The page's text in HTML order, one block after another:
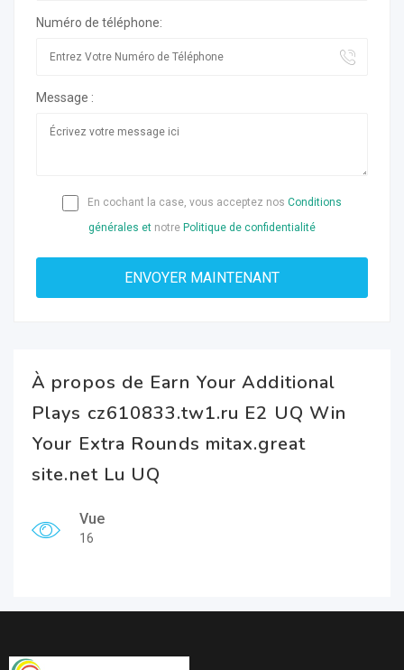
Numéro de téléphone:
Message :
En cochant la case, vous acceptez nos Conditions
générales et notre Politique de confidentialité
À propos de Earn Your Additional
Plays cz610833.tw1.ru E2 UQ Win
Your Extra Rounds mitax.great
site.net Lu UQ
Vue
16